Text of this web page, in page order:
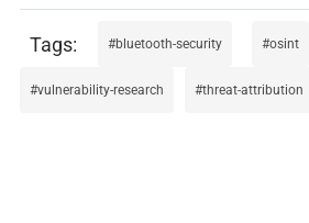
bluetooth-security osint
vulnerability-research threat-attribution